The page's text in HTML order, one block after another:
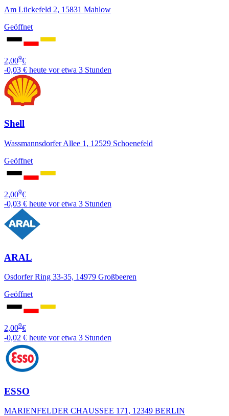
Am Lückefeld 2, 15831 Mahlow
Geöffnet
2,009€
-0,03 € heute vor etwa 3 Stunden
Shell
Wassmannsdorfer Allee 1, 12529 Schoenefeld
Geöffnet
2,009€
-0,03 € heute vor etwa 3 Stunden
ARAL
Osdorfer Ring 33-35, 14979 Großbeeren
Geöffnet
2,009€
-0,02 € heute vor etwa 3 Stunden
ESSO
MARIENFELDER CHAUSSEE 171, 12349 BERLIN